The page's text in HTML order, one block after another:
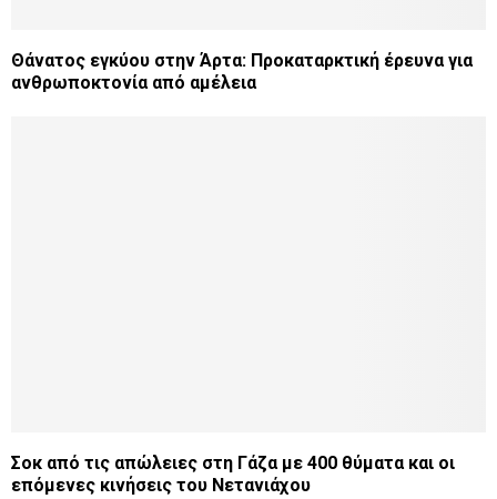
Θάνατος εγκύου στην Άρτα: Προκαταρκτική έρευνα για
ανθρωποκτονία από αμέλεια
Σοκ από τις απώλειες στη Γάζα με 400 θύματα και οι
επόμενες κινήσεις του Νετανιάχου